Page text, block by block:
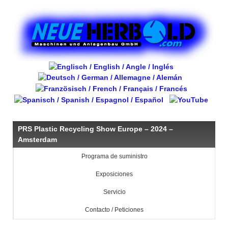
PRS Plastic Recycling Show Europe – 2024 –
Amsterdam
Programa de suministro
Exposiciones
Servicio
Contacto / Peticiones